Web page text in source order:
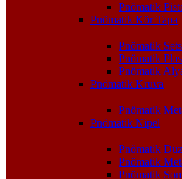
Pnömatik
Pnömatik Kör Tapa
Pnömatik
Pnömatik
Pnömatik
Pnömatik Kruva
Pnömatik
Pnömatik Nipel
Pnömatik
Pnömatik
Pnömatik